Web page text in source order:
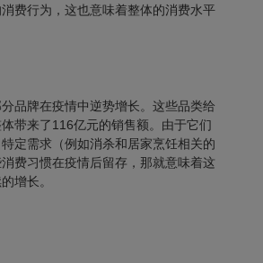
费行为，这也意味着整体的消费水平
品牌在疫情中逆势增长。这些品类给
带来了116亿元的销售额。由于它们
定需求（例如消杀和居家烹饪相关的
费习惯在疫情后留存，那就意味着这
增长。